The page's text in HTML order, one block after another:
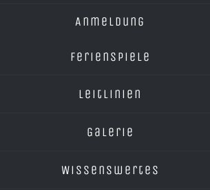
Anmeldung
Ferienspiele
Leitlinien
Galerie
Wissenswertes